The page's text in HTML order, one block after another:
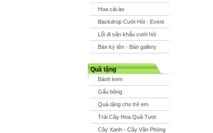
Hoa cài áo
Backdrop Cưới Hỏi - Event
Lối đi sân khấu cưới hỏi
Bàn ký tên - Bàn gallery
Quà tặng
Bánh kem
Gấu bông
Quà tặng cho trẻ em
Trái Cây Hoa Quả Tươi
Cây Xanh - Cây Văn Phòng